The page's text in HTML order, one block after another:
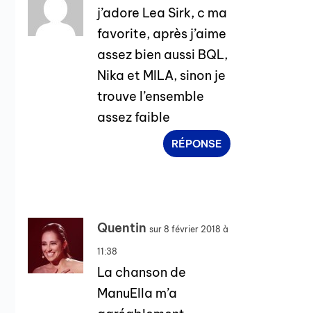
j’adore Lea Sirk, c ma
favorite, après j’aime
assez bien aussi BQL,
Nika et MILA, sinon je
trouve l’ensemble
assez faible
RÉPONSE
Quentin sur 8 février 2018 à
11:38
La chanson de
ManuElla m’a